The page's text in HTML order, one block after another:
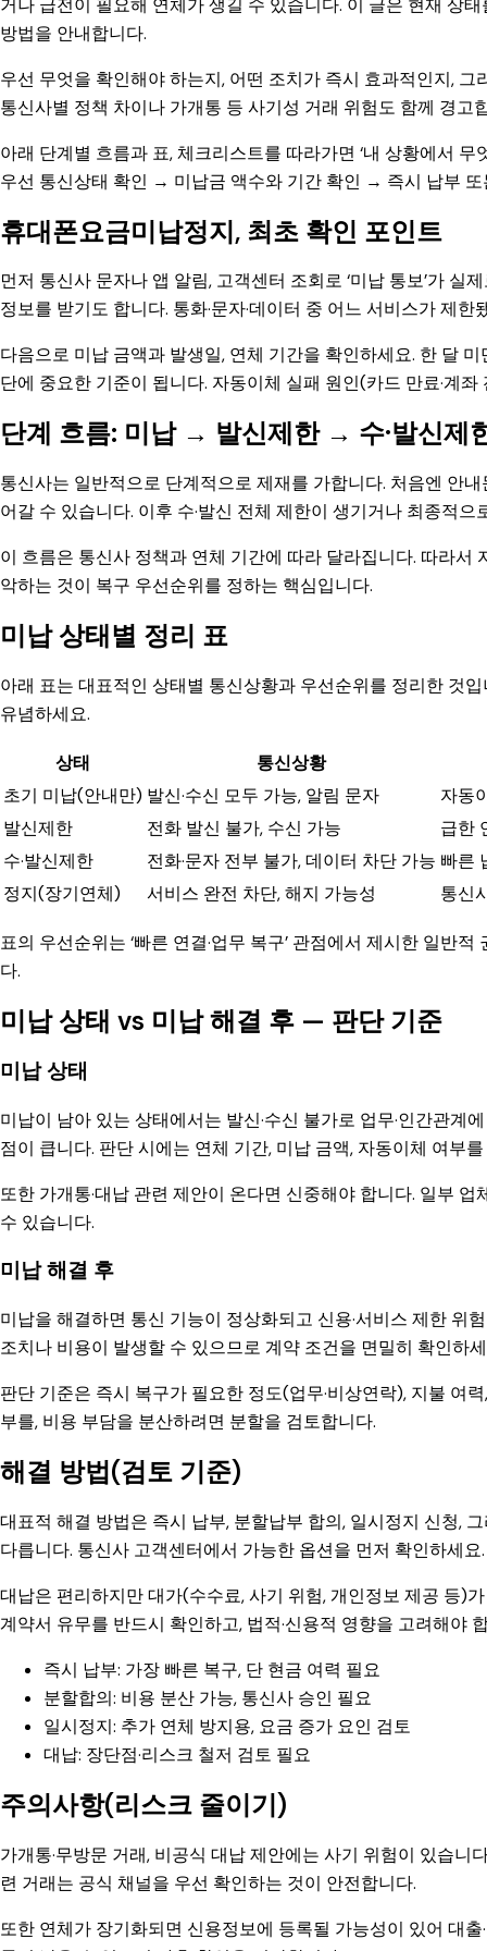
방법을 안내합니다.
우선 무엇을 확인해야 하는지, 어떤 조치가 즉시 효과적인지,
통신사별 정책 차이나 가개통 등 사기성 거래 위험도 함께 경고
아래 단계별 흐름과 표, 체크리스트를 따라가면 ‘내 상황에서
우선 통신상태 확인 → 미납금 액수와 기간 확인 → 즉시 납부
휴대폰요금미납정지, 최초 확인 포인트
먼저 통신사 문자나 앱 알림, 고객센터 조회로 ‘미납 통보’가
정보를 받기도 합니다. 통화·문자·데이터 중 어느 서비스가 제
다음으로 미납 금액과 발생일, 연체 기간을 확인하세요. 한 달
단에 중요한 기준이 됩니다. 자동이체 실패 원인(카드 만료·계
단계 흐름: 미납 → 발신제한 → 수·발신제
통신사는 일반적으로 단계적으로 제재를 가합니다. 처음엔 안
어갈 수 있습니다. 이후 수·발신 전체 제한이 생기거나 최종적
이 흐름은 통신사 정책과 연체 기간에 따라 달라집니다. 따라
악하는 것이 복구 우선순위를 정하는 핵심입니다.
미납 상태별 정리 표
아래 표는 대표적인 상태별 통신상황과 우선순위를 정리한 것
유념하세요.
상태
통신상황
초기 미납(안내만) 발신·수신 모두 가능, 알림 문자
자동
발신제한
전화 발신 불가, 수신 가능
급한
수·발신제한
전화·문자 전부 불가, 데이터 차단 가능 빠른
정지(장기연체)
서비스 완전 차단, 해지 가능성 통신
표의 우선순위는 ‘빠른 연결·업무 복구’ 관점에서 제시한 일반
다.
미납 상태 vs 미납 해결 후 — 판단 기준
미납 상태
미납이 남아 있는 상태에서는 발신·수신 불가로 업무·인간관계
점이 큽니다. 판단 시에는 연체 기간, 미납 금액, 자동이체 여부
또한 가개통·대납 관련 제안이 온다면 신중해야 합니다. 일부
수 있습니다.
미납 해결 후
미납을 해결하면 통신 기능이 정상화되고 신용·서비스 제한 위
조치나 비용이 발생할 수 있으므로 계약 조건을 면밀히 확인하
판단 기준은 즉시 복구가 필요한 정도(업무·비상연락), 지불 여
부를, 비용 부담을 분산하려면 분할을 검토합니다.
해결 방법(검토 기준)
대표적 해결 방법은 즉시 납부, 분할납부 합의, 일시정지 신청,
다릅니다. 통신사 고객센터에서 가능한 옵션을 먼저 확인하세요.
대납은 편리하지만 대가(수수료, 사기 위험, 개인정보 제공 등)
계약서 유무를 반드시 확인하고, 법적·신용적 영향을 고려해야
즉시 납부: 가장 빠른 복구, 단 현금 여력 필요
분할합의: 비용 분산 가능, 통신사 승인 필요
일시정지: 추가 연체 방지용, 요금 증가 요인 검토
대납: 장단점·리스크 철저 검토 필요
주의사항(리스크 줄이기)
가개통·무방문 거래, 비공식 대납 제안에는 사기 위험이 있습
련 거래는 공식 채널을 우선 확인하는 것이 안전합니다.
또한 연체가 장기화되면 신용정보에 등록될 가능성이 있어 대